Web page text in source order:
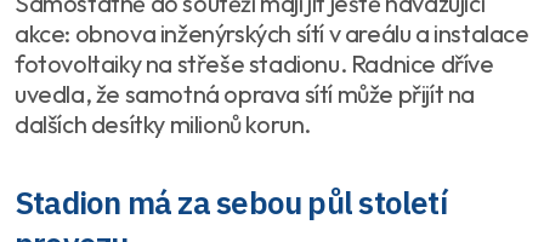
akce: obnova inženýrských sítí v areálu a instalace
fotovoltaiky na střeše stadionu. Radnice dříve
uvedla, že samotná oprava sítí může přijít na
dalších desítky milionů korun.
Stadion má za sebou půl století